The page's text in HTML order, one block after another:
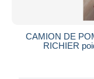
CAMION DE
RICHIER